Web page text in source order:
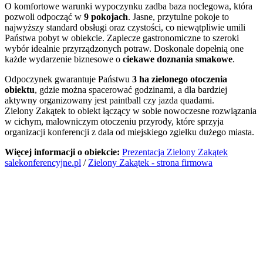
O komfortowe warunki wypoczynku zadba baza noclegowa, która
pozwoli odpocząć w 9 pokojach. Jasne, przytulne pokoje to
najwyższy standard obsługi oraz czystości, co niewątpliwie umili
Państwa pobyt w obiekcie. Zaplecze gastronomiczne to szeroki
wybór idealnie przyrządzonych potraw. Doskonale dopełnią one
każde wydarzenie biznesowe o ciekawe doznania smakowe.
Odpoczynek gwarantuje Państwu 3 ha zielonego otoczenia
obiektu, gdzie można spacerować godzinami, a dla bardziej
aktywny organizowany jest paintball czy jazda quadami.
Zielony Zakątek to obiekt łączący w sobie nowoczesne rozwiązania
w cichym, malowniczym otoczeniu przyrody, które sprzyja
organizacji konferencji z dala od miejskiego zgiełku dużego miasta.
Więcej informacji o obiekcie: Prezentacja Zielony Zakątek
salekonferencyjne.pl / Zielony Zakątek - strona firmowa